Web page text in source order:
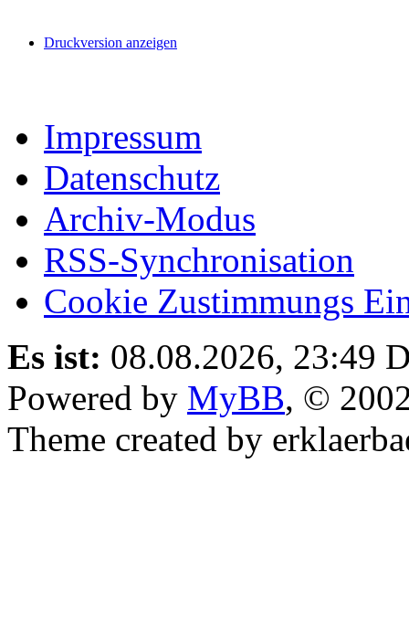
Druckversion anzeigen
Impressum
Datenschutz
Archiv-Modus
RSS-Synchronisation
Cookie Zustimmungs
Es ist: 08.08.2026, 23:49
Powered by MyBB, ©
Theme created by